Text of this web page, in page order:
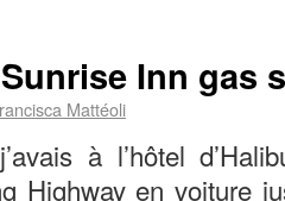
Inn gas
Mattéoli
à l’hôtel
Highway en voiture